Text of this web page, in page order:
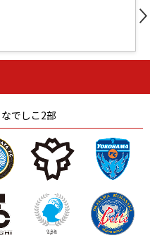
石人の星
静岡 愛媛Ｌ
なでしこ2部